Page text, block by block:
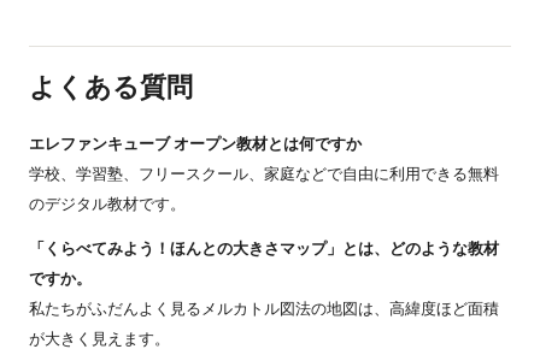
よくある質問
エレファンキューブ オープン教材とは何ですか
学校、学習塾、フリースクール、家庭などで自由に利用できる無料
のデジタル教材です。
「くらべてみよう！ほんとの大きさマップ」とは、どのような教材
ですか。
私たちがふだんよく見るメルカトル図法の地図は、高緯度ほど面積
が大きく見えます。